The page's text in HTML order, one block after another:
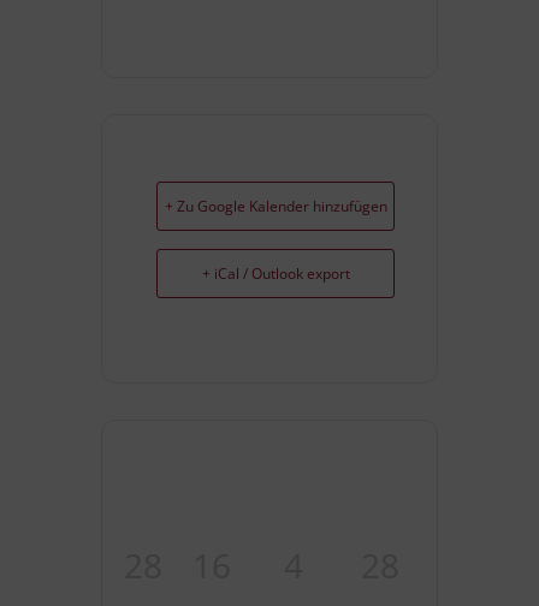
+ Zu Google Kalender hinzufügen
+ iCal / Outlook export